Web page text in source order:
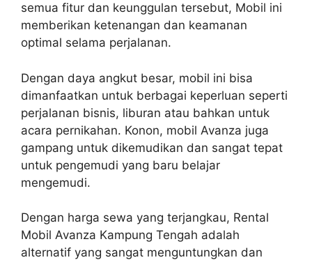
semua fitur dan keunggulan tersebut, Mobil ini
memberikan ketenangan dan keamanan
optimal selama perjalanan.
Dengan daya angkut besar, mobil ini bisa
dimanfaatkan untuk berbagai keperluan seperti
perjalanan bisnis, liburan atau bahkan untuk
acara pernikahan. Konon, mobil Avanza juga
gampang untuk dikemudikan dan sangat tepat
untuk pengemudi yang baru belajar
mengemudi.
Dengan harga sewa yang terjangkau, Rental
Mobil Avanza Kampung Tengah adalah
alternatif yang sangat menguntungkan dan